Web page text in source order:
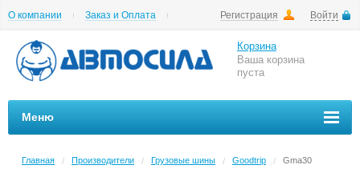
Регистрация Войти
О компании
Заказ и Оплата
Корзина
Ваша корзина
пуста
Меню
Главная / Производители / Грузовые шины / Goodtrip / Gma30